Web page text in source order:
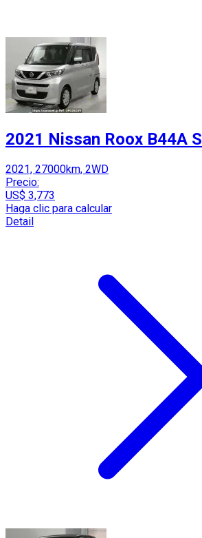
2021 Nissan Roox B44A S
2021, 27000km, 2WD
Precio:
US$ 3,773
Haga clic para calcular
Detail